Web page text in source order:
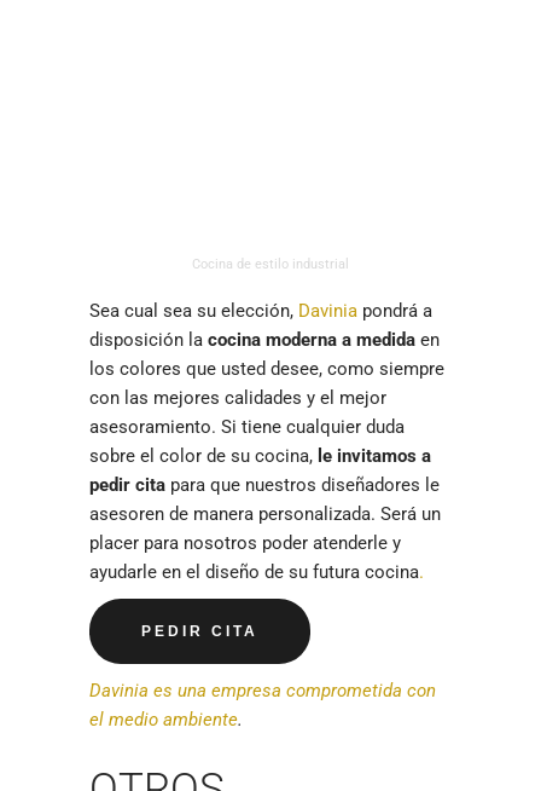
Cocina de estilo industrial
Sea cual sea su elección, Davinia pondrá a
disposición la cocina moderna a medida en
los colores que usted desee, como siempre
con las mejores calidades y el mejor
asesoramiento. Si tiene cualquier duda
sobre el color de su cocina, le invitamos a
pedir cita para que nuestros diseñadores le
asesoren de manera personalizada. Será un
placer para nosotros poder atenderle y
ayudarle en el diseño de su futura cocina.
PEDIR CITA
Davinia es una empresa comprometida con
el medio ambiente.